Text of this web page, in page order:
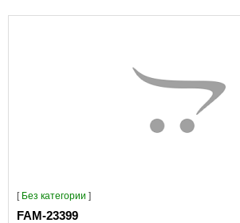
[ Без категории ]
FAM-23399